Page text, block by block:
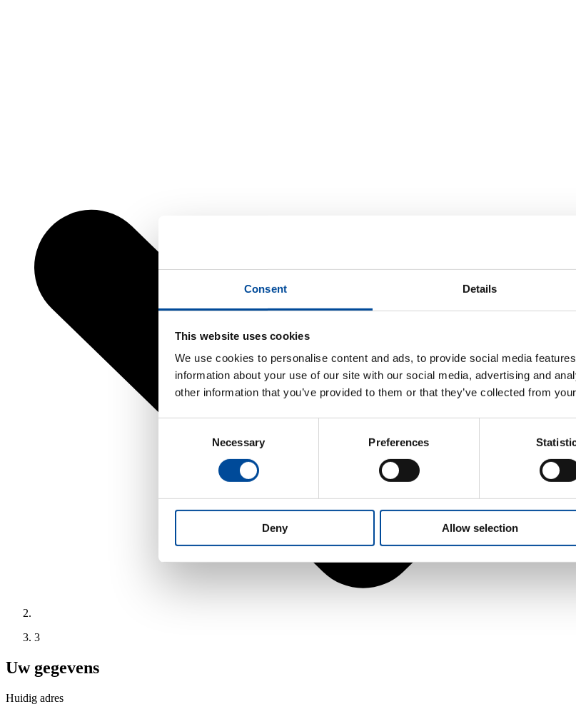
Consent Details
This website uses cookies
We use cookies to personalise content and ads, to provide social media
information about your use of our site with our social media, advertising and
other information that you’ve provided to them or that they’ve collected from
Necessary Preferences
Deny Allow selection
3
Uw gegevens
Huidig adres